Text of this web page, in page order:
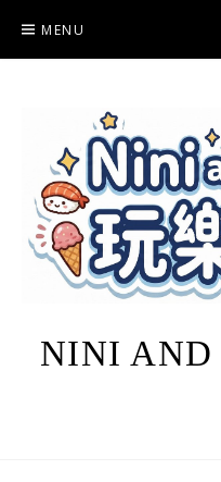
content
MENU
NINI AND